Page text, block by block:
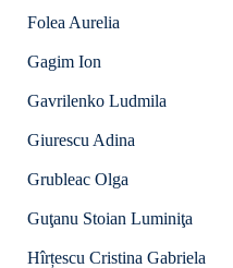
Folea Aurelia
Gagim Ion
Gavrilenko Ludmila
Giurescu Adina
Grubleac Olga
Guţanu Stoian Luminiţa
Hîrțescu Cristina Gabriela